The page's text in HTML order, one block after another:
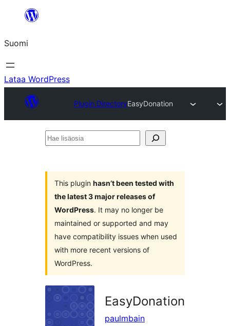
Suomi
Lataa WordPress
Plugin DirectoryEasyDonation
Hae
This plugin hasn’t been tested with
the latest 3 major releases of
WordPress. It may no longer be
maintained or supported and may
have compatibility issues when used
with more recent versions of
WordPress.
EasyDonation
paulmbain